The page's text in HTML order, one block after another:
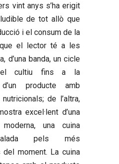
vint anys s’ha erigit
de tot allò que
i el consum de la
el lector té a les
d’una banda, un cicle
cultiu fins a la
producte amb
de l’altra,
excel·lent d’una
una cuina
pels més
moment. La cuina